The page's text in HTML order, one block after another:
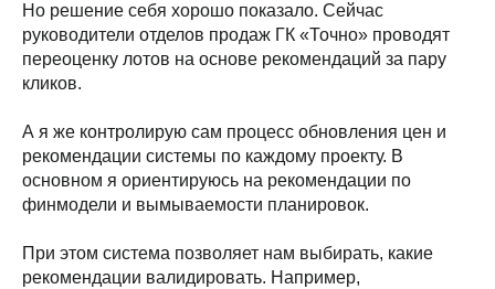
Но решение себя хорошо показало. Сейчас
руководители отделов продаж ГК «Точно» проводят
переоценку лотов на основе рекомендаций за пару
кликов.
А я же контролирую сам процесс обновления цен и
рекомендации системы по каждому проекту. В
основном я ориентируюсь на рекомендации по
финмодели и вымываемости планировок.
При этом система позволяет нам выбирать, какие
рекомендации валидировать. Например,